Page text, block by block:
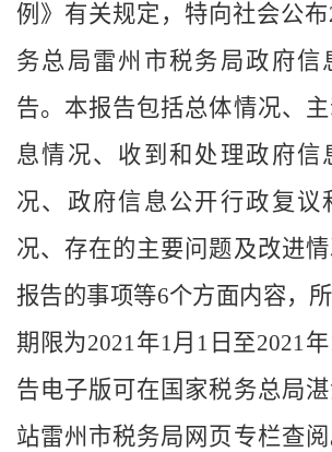
例》有关规定，特向社会公布
务总局雷州市税务局政府信
告。本报告包括总体情况、
息情况、收到和处理政府信
况、政府信息公开行政复议
况、存在的主要问题及改进
报告的事项等6个方面内容，
期限为2021年1月1日至2021年
告电子版可在国家税务总局
站雷州市税务局网页专栏查